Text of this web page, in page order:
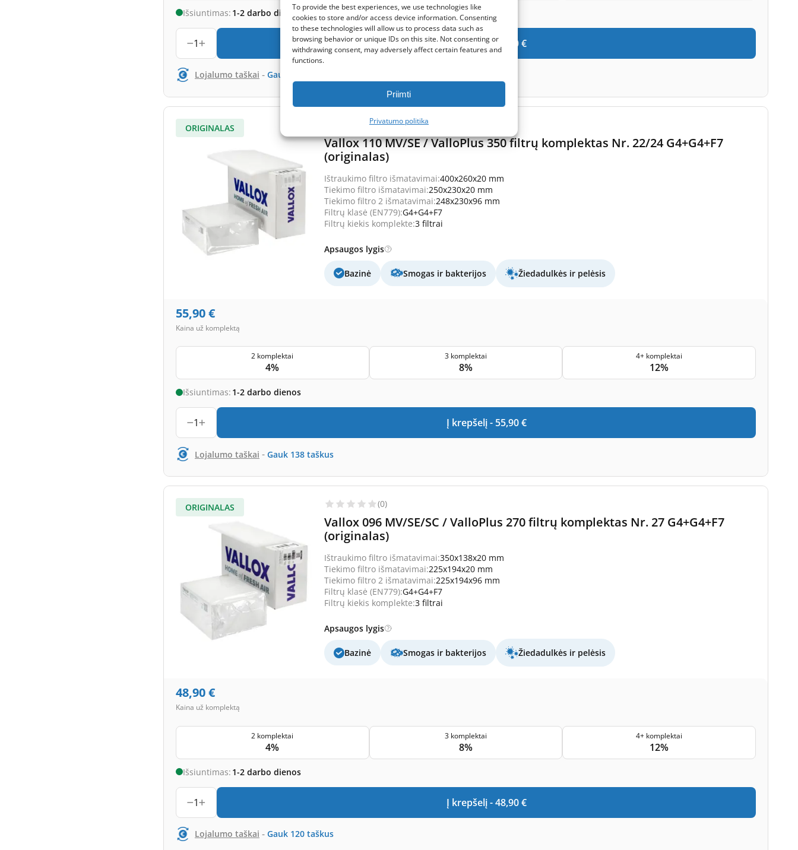
To provide the best experiences, we use technologies like
cookies to store and/or access device information. Consenting
to these technologies will allow us to process data such as
browsing behavior or unique IDs on this site. Not consenting or
withdrawing consent, may adversely affect certain features and
functions.
Priimti
Privatumo politika
Išsiuntimas: 1-2 darbo dienos
1 Į krepšelį -39,90 €
Lojalumo taškai - Gauk
ORIGINALAS (0)
Vallox 110 MV/SE / ValloPlus 350 filtrų komplektas Nr. 22/24 G4+G4+F7
(originalas)
Ištraukimo filtro išmatavimai:400x260x20 mm
Tiekimo filtro išmatavimai:250x230x20 mm
Tiekimo filtro 2 išmatavimai:248x230x96 mm
Filtrų klasė (EN779):G4+G4+F7
Filtrų kiekis komplekte:3 filtrai
Apsaugos lygis
Bazinė Smogas ir bakterijos Žiedadulkės ir pelėsis
55,90€
Kaina už komplektą
2 komplektai
4%
3 komplektai
8%
4+ komplektai
12%
Išsiuntimas: 1-2 darbo dienos
1 Į krepšelį - 55,90 €
Lojalumo taškai - Gauk 138 taškus
ORIGINALAS (0)
Vallox 096 MV/SE/SC / ValloPlus 270 filtrų komplektas Nr. 27 G4+G4+F7
(originalas)
Ištraukimo filtro išmatavimai:350x138x20 mm
Tiekimo filtro išmatavimai:225x194x20 mm
Tiekimo filtro 2 išmatavimai:225x194x96 mm
Filtrų klasė (EN779):G4+G4+F7
Filtrų kiekis komplekte:3 filtrai
Apsaugos lygis
Bazinė Smogas ir bakterijos Žiedadulkės ir pelėsis
48,90€
Kaina už komplektą
2 komplektai
4%
3 komplektai
8%
4+ komplektai
12%
Išsiuntimas: 1-2 darbo dienos
1 Į krepšelį -48,90 €
Lojalumo taškai - Gauk 120 taškus